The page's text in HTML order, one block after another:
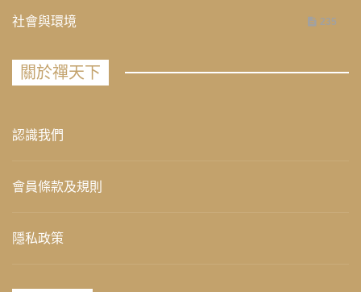
社會與環境 235
關於禪天下
認識我們
會員條款及規則
隱私政策